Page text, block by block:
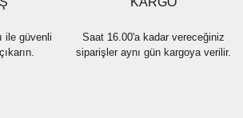
ile güvenli
Saat 16.00'a kadar vereceğiniz
siparişler aynı gün kargoya verilir.